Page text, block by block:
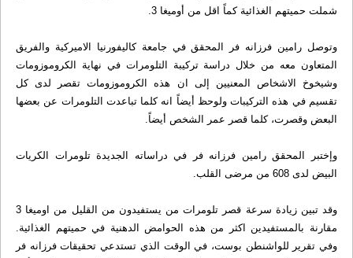
شملت حميتهم الغذائية كماً اقل من أوميغا 3.
وتوصل رامين فرزانه فر المحقق في جامعة كاليفورنيا الاميركية والفريق
المتعاون معه من خلال دراسة تركيبة التلومرات في نهاية الكروموزومات
وشيخوخ الاشخاص المعنيين إلى ان هذه الكروموزومات تقصر لدى كل
تقسيم في هذه التركيبات ولوحظ أيضاً انه كلما تباعدت التلومرات عن بعضها
البعض وقصرت، كلما قصر عمر الشخص أيضاً.
وإختبر المحقق رامين فرزانه فر في دراساته الجديدة تلومرات الكريات
البيض لدى 608 من مرضى القلب.
وقد تبين زيادة سرعة قصر تلومرات من يستفيدون من القليل من اوميغا 3
مقارنة بالمستفيدين اكثر من هذه الحوامض الدهنية في حميتهم الغذائية.
وفي تقرير للواشنطن بوست، في الوقت الذي تستدعي تحقيقات فرزانه فر